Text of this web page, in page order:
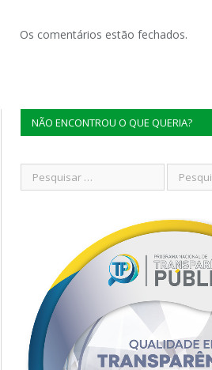
Os comentários estão fechados.
NÃO ENCONTROU O QUE QUERIA?